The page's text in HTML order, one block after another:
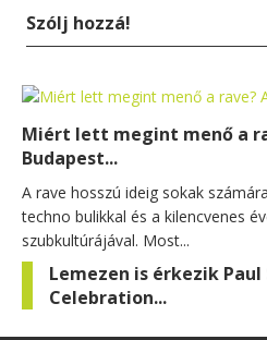
Szólj hozzá!
Miért lett megint menő a
Budapest...
A rave hosszú ideig sokak
techno bulikkal és a kilencvenes
szubkultúrájával. Most...
Lemezen is érkezik
Celebration...